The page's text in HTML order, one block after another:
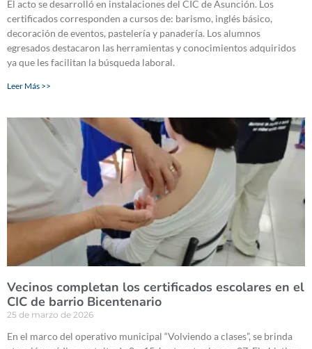
El acto se desarrolló en instalaciones del CIC de Asunción. Los
certificados corresponden a cursos de: barismo, inglés básico,
decoración de eventos, pastelería y panadería. Los alumnos
egresados destacaron las herramientas y conocimientos adquiridos
ya que les facilitan la búsqueda laboral.
Leer Más >>
Vecinos completan los certificados escolares en el
CIC de barrio Bicentenario
25 de marzo de 2026
En el marco del operativo municipal “Volviendo a clases”, se brinda